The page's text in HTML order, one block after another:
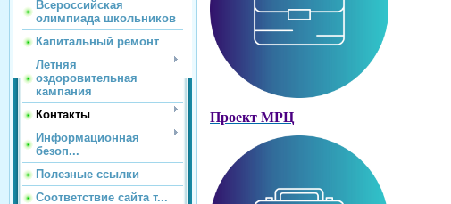
Всероссийская
олимпиада школьников
Капитальный ремонт
Летняя
оздоровительная
кампания
Контакты
Информационная
безоп...
Полезные ссылки
Соответствие сайта т...
Проект МРЦ